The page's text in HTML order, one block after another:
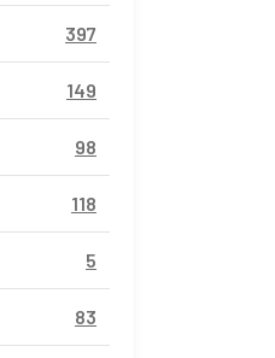
397
149
98
118
5
83